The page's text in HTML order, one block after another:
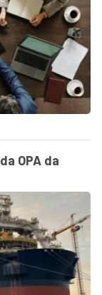
OPA da